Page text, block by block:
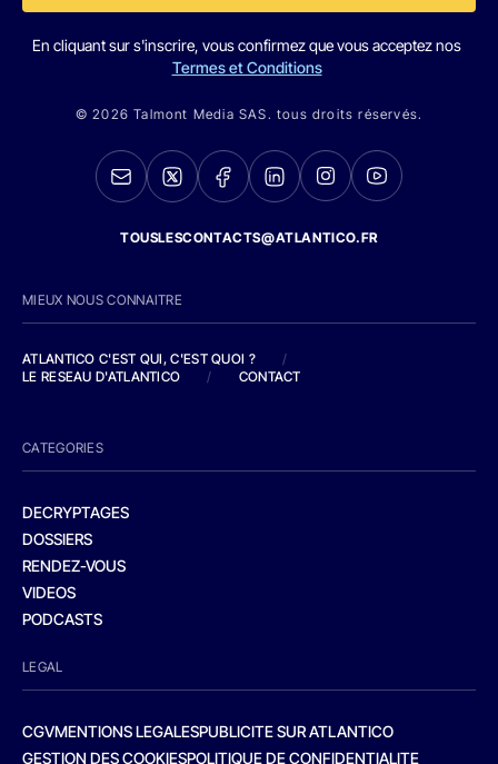
En cliquant sur s'inscrire, vous confirmez que vous acceptez nos
Termes et Conditions
© 2026 Talmont Media SAS. tous droits réservés.
TOUSLESCONTACTS@ATLANTICO.FR
MIEUX NOUS CONNAITRE
ATLANTICO C'EST QUI, C'EST QUOI ?
/
LE RESEAU D'ATLANTICO
/ CONTACT
CATEGORIES
DECRYPTAGES
DOSSIERS
RENDEZ-VOUS
VIDEOS
PODCASTS
LEGAL
CGVMENTIONS LEGALESPUBLICITE SUR ATLANTICO
GESTION DES COOKIESPOLITIQUE DE CONFIDENTIALITE